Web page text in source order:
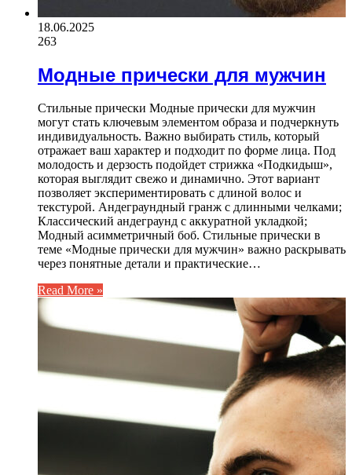
18.06.2025
263
Модные прически для мужчин
Стильные прически Модные прически для мужчин
могут стать ключевым элементом образа и подчеркнуть
индивидуальность. Важно выбирать стиль, который
отражает ваш характер и подходит по форме лица. Под
молодость и дерзость подойдет стрижка «Подкидыш»,
которая выглядит свежо и динамично. Этот вариант
позволяет экспериментировать с длиной волос и
текстурой. Андеграундный гранж с длинными челками;
Классический андеграунд с аккуратной укладкой;
Модный асимметричный боб. Стильные прически в
теме «Модные прически для мужчин» важно раскрывать
через понятные детали и практические…
Read More »